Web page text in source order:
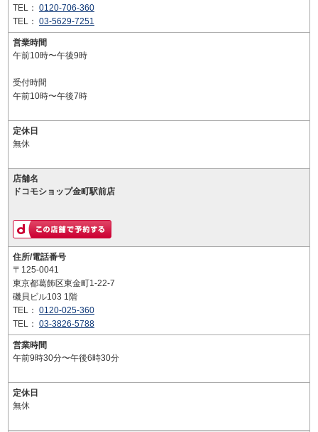
TEL： 0120-706-360
TEL： 03-5629-7251
営業時間
午前10時〜午後9時
受付時間
午前10時〜午後7時
定休日
無休
店舗名
ドコモショップ金町駅前店
住所/電話番号
〒125-0041
東京都葛飾区東金町1-22-7
磯貝ビル103 1階
TEL： 0120-025-360
TEL： 03-3826-5788
営業時間
午前9時30分〜午後6時30分
定休日
無休